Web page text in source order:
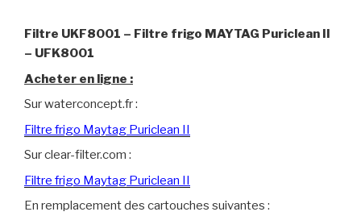
Filtre UKF8001 – Filtre frigo MAYTAG Puriclean II
– UFK8001
Acheter en ligne :
Sur waterconcept.fr :
Filtre frigo Maytag Puriclean II
Sur clear-filter.com :
Filtre frigo Maytag Puriclean II
En remplacement des cartouches suivantes :